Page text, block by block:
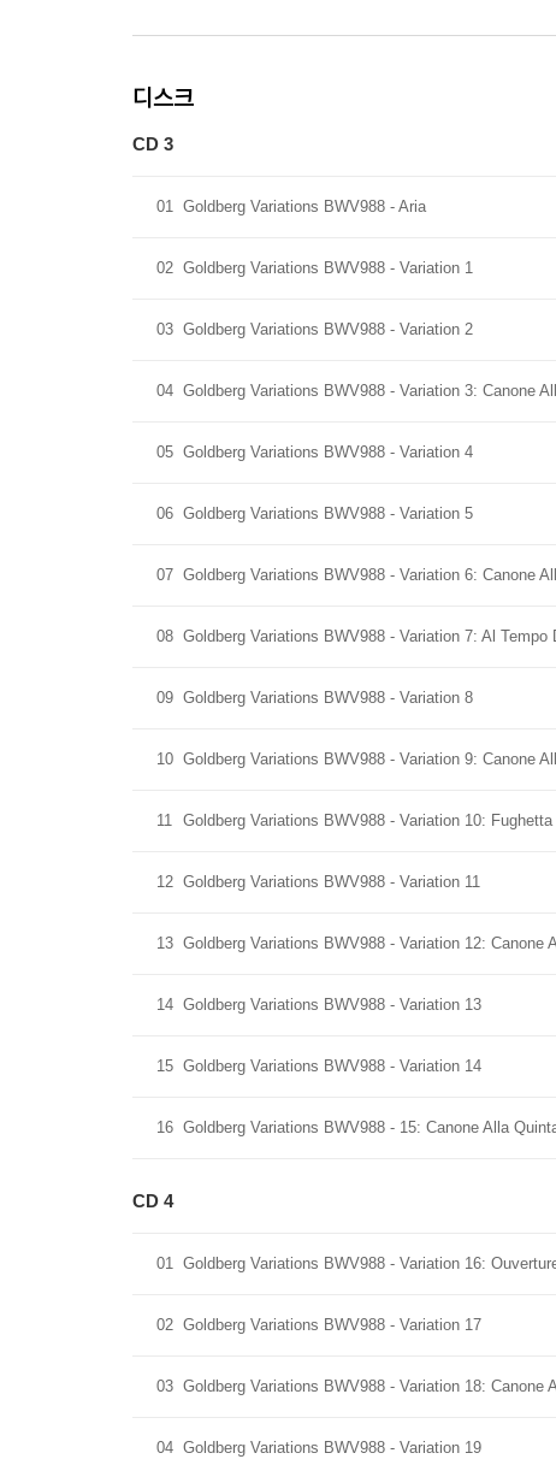
디스크
CD 3
01 Goldberg Variations BWV988 - Aria
02 Goldberg Variations BWV988 - Variation 1
03 Goldberg Variations BWV988 - Variation 2
04 Goldberg Variations BWV988 - Variation 3: Canone
05 Goldberg Variations BWV988 - Variation 4
06 Goldberg Variations BWV988 - Variation 5
07 Goldberg Variations BWV988 - Variation 6: Canone
08 Goldberg Variations BWV988 - Variation 7: Al Tempo
09 Goldberg Variations BWV988 - Variation 8
10 Goldberg Variations BWV988 - Variation 9: Canone
11 Goldberg Variations BWV988 - Variation 10: Fughetta
12 Goldberg Variations BWV988 - Variation 11
13 Goldberg Variations BWV988 - Variation 12: Canone
14 Goldberg Variations BWV988 - Variation 13
15 Goldberg Variations BWV988 - Variation 14
16 Goldberg Variations BWV988 - 15: Canone Alla
CD 4
01 Goldberg Variations BWV988 - Variation 16:
02 Goldberg Variations BWV988 - Variation 17
03 Goldberg Variations BWV988 - Variation 18: Canone
04 Goldberg Variations BWV988 - Variation 19